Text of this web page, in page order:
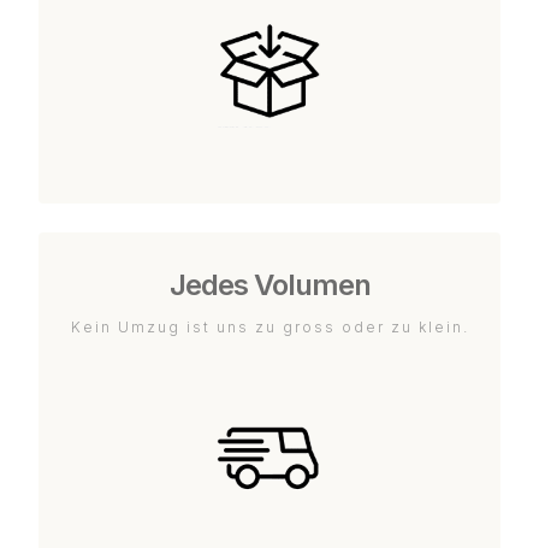
Jedes Volumen
Kein Umzug ist uns zu gross oder zu klein.